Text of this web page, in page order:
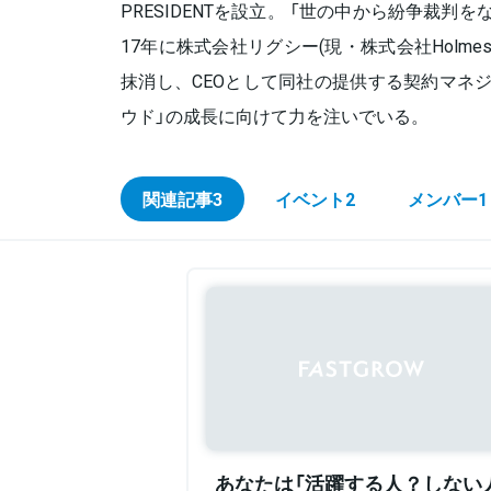
PRESIDENTを設立。 「世の中から紛争裁判を
17年に株式会社リグシー(現・株式会社
抹消し、CEOとして同社の提供する契約マネ
ウド」の成長に向けて力を注いでいる。
関連記事3 イベント2 メンバー1
あなたは「活躍する人？しな